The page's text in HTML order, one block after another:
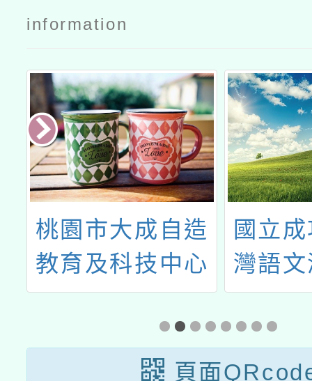
information
桃園市大成自造
教育及科技中心
辦理114年9月份
教 師研習
國立
灣語
「
民台
頁面